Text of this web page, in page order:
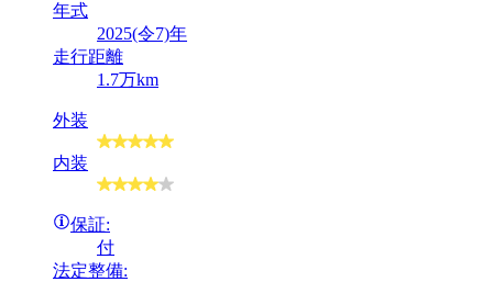
年式
2025(令7)年
走行距離
1.7万km
外装
内装
保証:
付
法定整備: